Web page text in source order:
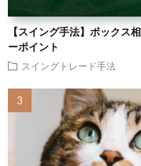
【スイング手法】ボックス
ーポイント
スイングトレード手法